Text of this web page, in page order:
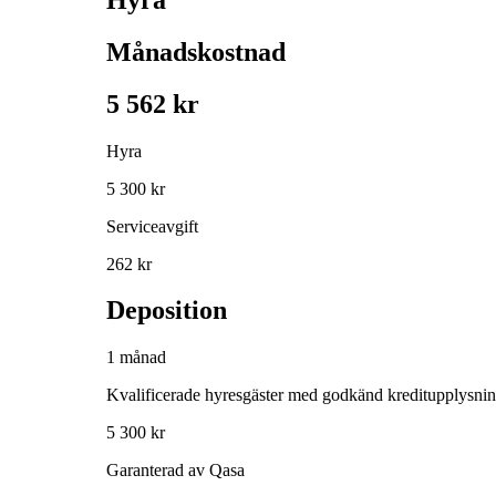
Månadskostnad
5 562 kr
Hyra
5 300 kr
Serviceavgift
262 kr
Deposition
1 månad
Kvalificerade hyresgäster med godkänd
5 300 kr
Garanterad av Qasa